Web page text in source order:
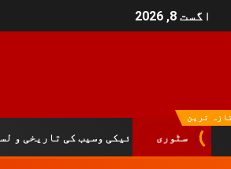
اگست 8, 2026
ترین
سٹوریسرائیکی وسیب کی تاریخی و